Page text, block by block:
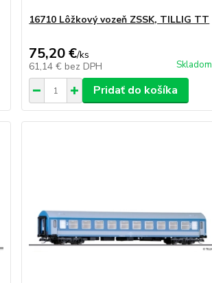
16710 Lôžkový vozeň ZSSK, TILLIG TT
75,20 €/ks
61,14 € bez DPH Skladom
Pridať do košíka